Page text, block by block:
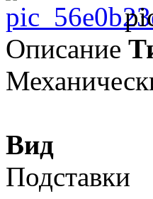
Описание
Вид
Подставки